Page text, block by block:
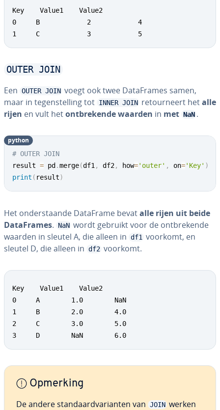
Key    Value1    Value2
0     B            2            4
1     C            3            5
OUTER JOIN
Een OUTER JOIN voegt ook twee Da­taF­ra­mes samen,
maar in te­gen­stel­ling tot INNER JOIN re­tour­neert hetalle
rijen en vult hetont­bre­ken­de waarden in met NaN .
# OUTER JOIN
result = pd .merge(df1 , df2, how='outer' , on='Key' )
print ( result)
python
Het on­der­staan­de DataFrame bevatalle rijen uit beide
Da­taF­ra­mes. NaN wordt gebruikt voor de ont­bre­ken­de
waarden in sleutel A, die alleen in df1 voorkomt, en
sleutel D, die alleen in df2 voorkomt.
Key    Value1    Value2
0     A        1.0        NaN
1     B        2.0        4.0
2     C        3.0        5.0
3     D        NaN        6.0
Opmerking
De andere stan­daard­va­ri­an­ten van JOIN werken